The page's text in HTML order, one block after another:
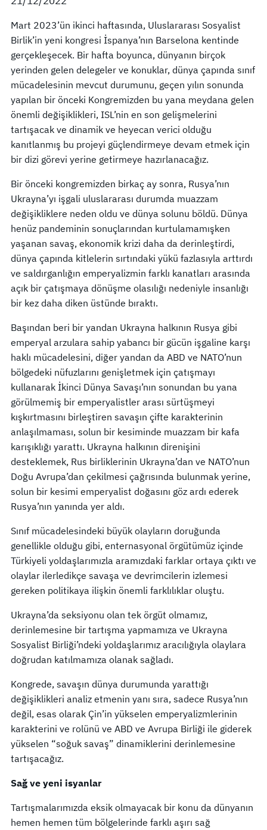
Mart 2023’ün ikinci haftasında, Uluslararası Sosyalist
Birlik’in yeni kongresi İspanya’nın Barselona kentinde
gerçekleşecek. Bir hafta boyunca, dünyanın birçok
yerinden gelen delegeler ve konuklar, dünya çapında sınıf
mücadelesinin mevcut durumunu, geçen yılın sonunda
yapılan bir önceki Kongremizden bu yana meydana gelen
önemli değişiklikleri, ISL’nin en son gelişmelerini
tartışacak ve dinamik ve heyecan verici olduğu
kanıtlanmış bu projeyi güçlendirmeye devam etmek için
bir dizi görevi yerine getirmeye hazırlanacağız.
Bir önceki kongremizden birkaç ay sonra, Rusya’nın
Ukrayna’yı işgali uluslararası durumda muazzam
değişikliklere neden oldu ve dünya solunu böldü. Dünya
henüz pandeminin sonuçlarından kurtulamamışken
yaşanan savaş, ekonomik krizi daha da derinleştirdi,
dünya çapında kitlelerin sırtındaki yükü fazlasıyla arttırdı
ve saldırganlığın emperyalizmin farklı kanatları arasında
açık bir çatışmaya dönüşme olasılığı nedeniyle insanlığı
bir kez daha diken üstünde bıraktı.
Başından beri bir yandan Ukrayna halkının Rusya gibi
emperyal arzulara sahip yabancı bir gücün işgaline karşı
haklı mücadelesini, diğer yandan da ABD ve NATO’nun
bölgedeki nüfuzlarını genişletmek için çatışmayı
kullanarak İkinci Dünya Savaşı’nın sonundan bu yana
görülmemiş bir emperyalistler arası sürtüşmeyi
kışkırtmasını birleştiren savaşın çifte karakterinin
anlaşılmaması, solun bir kesiminde muazzam bir kafa
karışıklığı yarattı. Ukrayna halkının direnişini
desteklemek, Rus birliklerinin Ukrayna’dan ve NATO’nun
Doğu Avrupa’dan çekilmesi çağrısında bulunmak yerine,
solun bir kesimi emperyalist doğasını göz ardı ederek
Rusya’nın yanında yer aldı.
Sınıf mücadelesindeki büyük olayların doruğunda
genellikle olduğu gibi, enternasyonal örgütümüz içinde
Türkiyeli yoldaşlarımızla aramızdaki farklar ortaya çıktı ve
olaylar ilerledikçe savaşa ve devrimcilerin izlemesi
gereken politikaya ilişkin önemli farklılıklar oluştu.
Ukrayna’da seksiyonu olan tek örgüt olmamız,
derinlemesine bir tartışma yapmamıza ve Ukrayna
Sosyalist Birliği’ndeki yoldaşlarımız aracılığıyla olaylara
doğrudan katılmamıza olanak sağladı.
Kongrede, savaşın dünya durumunda yarattığı
değişiklikleri analiz etmenin yanı sıra, sadece Rusya’nın
değil, esas olarak Çin’in yükselen emperyalizmlerinin
karakterini ve rolünü ve ABD ve Avrupa Birliği ile giderek
yükselen “soğuk savaş” dinamiklerini derinlemesine
tartışacağız.
Sağ ve yeni isyanlar
Tartışmalarımızda eksik olmayacak bir konu da dünyanın
hemen hemen tüm bölgelerinde farklı aşırı sağ